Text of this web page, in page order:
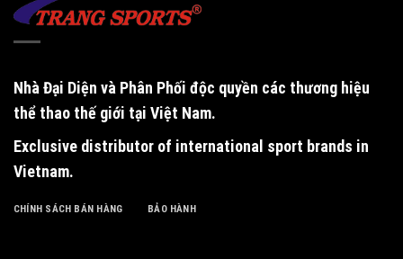
Nhà Đại Diện và Phân Phối độc quyền các thương hiệu
thể thao thế giới tại Việt Nam.
Exclusive distributor of international sport brands in
Vietnam.
CHÍNH SÁCH BÁN HÀNG BẢO HÀNH